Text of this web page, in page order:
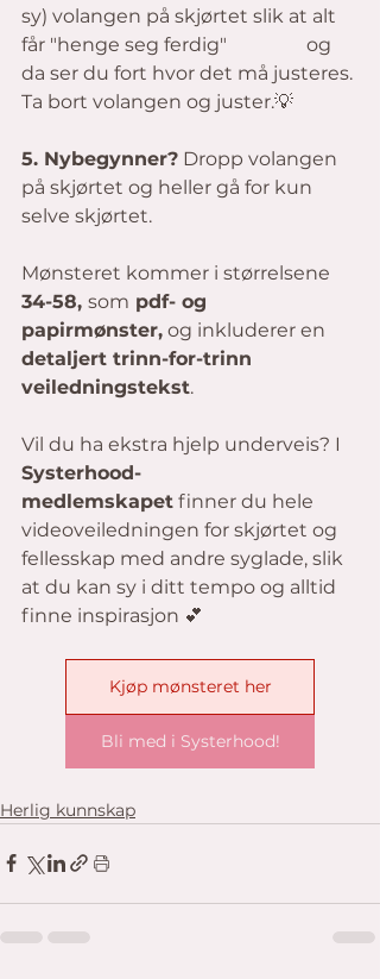
sy) volangen på skjørtet slik at alt
får "henge seg ferdig" 		og
da ser du fort hvor det må justeres.
Ta bort volangen og juster.💡
5. Nybegynner? Dropp volangen
på skjørtet og heller gå for kun
selve skjørtet.
Mønsteret kommer i størrelsene
34-58, som pdf- og
papirmønster, og inkluderer en
detaljert trinn-for-trinn
veiledningstekst.
Vil du ha ekstra hjelp underveis? I
Systerhood-
medlemskapet finner du hele
videoveiledningen for skjørtet og
fellesskap med andre syglade, slik
at du kan sy i ditt tempo og alltid
finne inspirasjon 💕
Kjøp mønsteret her
Bli med i Systerhood!
Herlig kunnskap